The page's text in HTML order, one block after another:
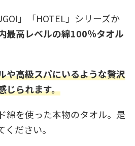
」「HOTEL」シリーズか
最高レベルの綿100％タオル
や高級スパにいるような贅沢
じられます。
綿を使った本物のタオル。是
ださい。